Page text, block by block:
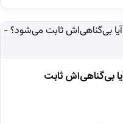
بی‌گناهی‌اش ثابت